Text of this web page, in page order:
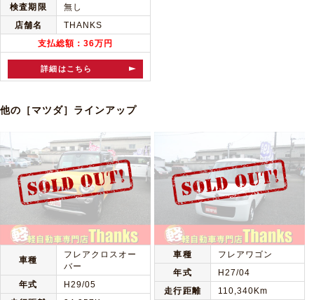
検査期限
無し
店舗名
THANKS
支払総額：36万円
詳細はこちら
他の［マツダ］ラインアップ
車種
フレアクロスオー
バー
年式
H29/05
車種
フレアワゴン
年式
H27/04
走行距離
110,340Km